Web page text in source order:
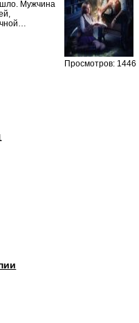
Мужчина
Просмотров: 1446